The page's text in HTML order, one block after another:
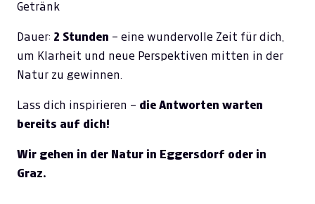
Getränk
Dauer: 2 Stunden – eine wundervolle Zeit für dich,
um Klarheit und neue Perspektiven mitten in der
Natur zu gewinnen.
Lass dich inspirieren – die Antworten warten
bereits auf dich!
Wir gehen in der Natur in Eggersdorf oder in
Graz.